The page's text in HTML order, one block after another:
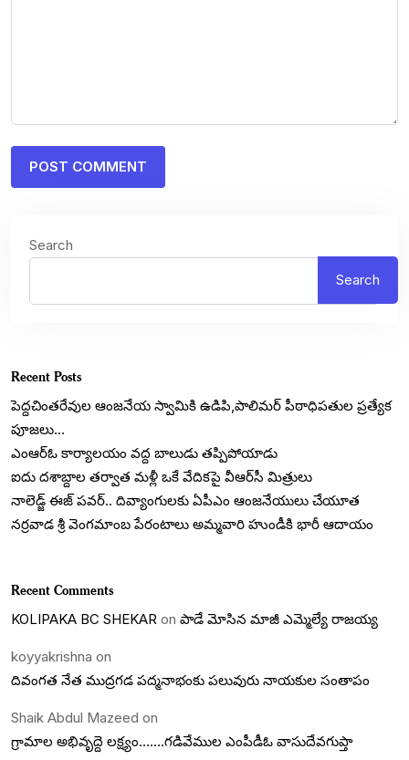
Search
Search
Recent Posts
పెద్దచింతరేవుల ఆంజనేయ స్వామికి ఉడిపి,పాలిమర్ పీఠాధిపతుల ప్రత్యేక
పూజలు…
ఎంఆర్ఓ కార్యాలయం వద్ద బాలుడు తప్పిపోయాడు
ఐదు దశాబ్దాల తర్వాత మళ్లీ ఒకే వేదికపై వీఆర్‌సీ మిత్రులు
నాలెడ్జ్ ఈజ్ పవర్.. దివ్యాంగులకు ఏపీఎం ఆంజనేయులు చేయూత
నర్రవాడ శ్రీ వెంగమాంబ పేరంటాలు అమ్మవారి హుండీకి భారీ ఆదాయం
Recent Comments
KOLIPAKA BC SHEKAR on పాడే మోసిన మాజీ ఎమ్మెల్యే రాజయ్య
koyyakrishna on
దివంగత నేత ముద్రగడ పద్మనాభంకు పలువురు నాయకుల సంతాపం
Shaik Abdul Mazeed on
గ్రామాల అభివృద్దె లక్ష్యం…….గడివేముల ఎంపీడీఓ వాసుదేవగుప్తా